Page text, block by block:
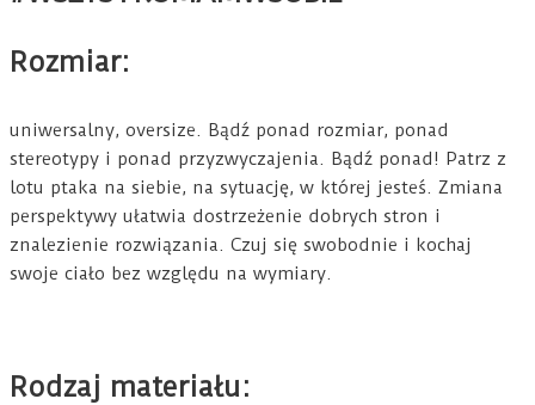
Rozmiar:
uniwersalny, oversize. Bądź ponad rozmiar, ponad
stereotypy i ponad przyzwyczajenia. Bądź ponad! Patrz z
lotu ptaka na siebie, na sytuację, w której jesteś. Zmiana
perspektywy ułatwia dostrzeżenie dobrych stron i
znalezienie rozwiązania. Czuj się swobodnie i kochaj
swoje ciało bez względu na wymiary.
Rodzaj materiału: